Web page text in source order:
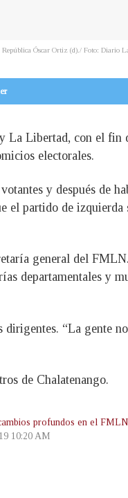
Óscar Ortiz (d)./ Foto: Diario
La Libertad, con el fin
electorales.
y después de
el partido de izquierda
general del
departamentales y
“La gente
de Chalatenango.
profundos en el FMLN
10:20 AM